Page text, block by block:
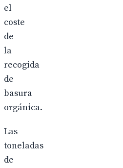
el
coste
de
la
recogida
de
basura
orgánica.
Las
toneladas
de